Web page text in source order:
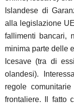
Islandese di
alla legislazione
fallimenti bancari,
minima parte delle
Icesave (tra di
olandesi).
regole
frontaliere. Il fatto